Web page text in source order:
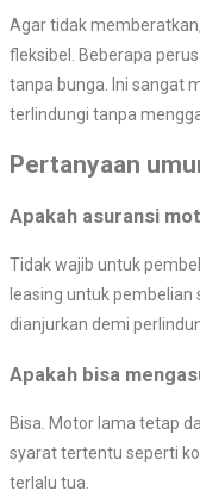
Agar tidak
fleksibel. Beberapa
tanpa bunga. Ini sangat
terlindungi tanpa
Pertanyaan
Apakah asuransi
Tidak wajib untuk
leasing untuk
dianjurkan demi
Apakah bisa
Bisa. Motor lama tetap
syarat tertentu seperti
terlalu tua.